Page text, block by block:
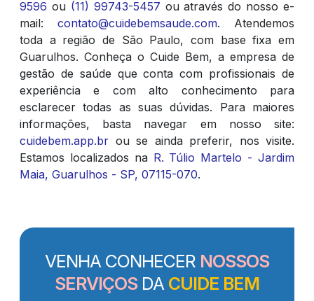
9596 ou (11) 99743-5457 ou através do nosso e-
mail: contato@cuidebemsaude.com. Atendemos
toda a região de São Paulo, com base fixa em
Guarulhos. Conheça o Cuide Bem, a empresa de
gestão de saúde que conta com profissionais de
experiência e com alto conhecimento para
esclarecer todas as suas dúvidas. Para maiores
informações, basta navegar em nosso site:
cuidebem.app.br ou se ainda preferir, nos visite.
Estamos localizados na R. Túlio Martelo - Jardim
Maia, Guarulhos - SP, 07115-070.
VENHA CONHECER NOSSOS
SERVIÇOSDA CUIDE BEM